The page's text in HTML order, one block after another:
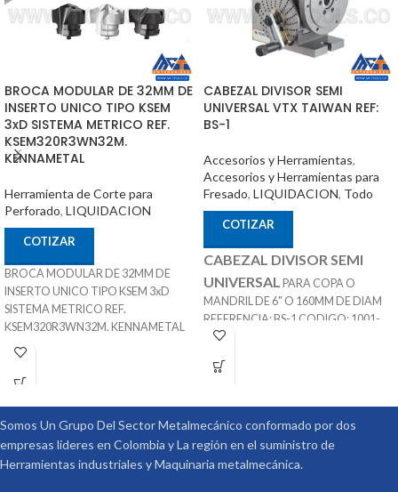
BROCA MODULAR DE 32MM DE
INSERTO UNICO TIPO KSEM
3xD SISTEMA METRICO REF.
KSEM320R3WN32M.
KENNAMETAL
Herramienta de Corte para
Perforado, LIQUIDACION
COTIZAR
BROCA MODULAR DE 32MM DE
INSERTO UNICO TIPO KSEM 3xD
SISTEMA METRICO REF.
KSEM320R3WN32M. KENNAMETAL
32mm x 32mm x 96mm x 200mm
Sistema de Refrigeración
Puede Trabajar Materiales Pof Mof K-
N - S
Procedencia ALEMANIA
CABEZAL DIVISOR SEMI
UNIVERSAL VTX TAIWAN REF:
BS-1
Accesorios y Herramientas,
Accesorios y Herramientas para
Fresado, LIQUIDACION, Todo
COTIZAR
CABEZAL DIVISOR SEMI
UNIVERSAL PARA COPA O
MANDRIL DE 6" O 160MM DE DIAM
REFERENCIA: BS-1 CODIGO: 1001-
051 MARCA: VERTEX
Incluye Contra Punta, Discos
Plato es un Producto Adicional
que no esta incluido en el
Precio
Somos Un Grupo Del Sector Metalmecánico conformado por dos
empresas lideres en Colombia y La región en el suministro de
Herramientas industriales y Maquinaria metalmecánica.